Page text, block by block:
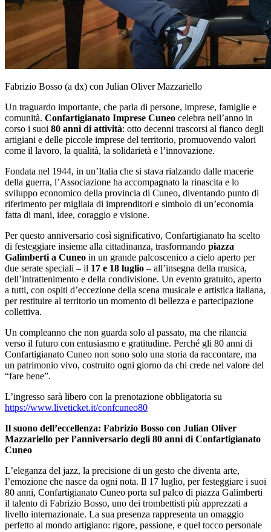
Fabrizio Bosso (a dx) con Julian Oliver Mazzariello
Un traguardo importante, che parla di persone, imprese, famiglie e
comunità. Confartigianato Imprese Cuneo celebra nell’anno in
corso i suoi 80 anni di attività: otto decenni trascorsi al fianco degli
artigiani e delle piccole imprese del territorio, promuovendo valori
come il lavoro, la qualità, la solidarietà e l’innovazione.
Fondata nel 1944, in un’Italia che si stava rialzando dalle macerie
della guerra, l’Associazione ha accompagnato la rinascita e lo
sviluppo economico della provincia di Cuneo, diventando punto di
riferimento per migliaia di imprenditori e simbolo di un’economia
fatta di mani, idee, coraggio e visione.
Per questo anniversario così significativo, Confartigianato ha scelto
di festeggiare insieme alla cittadinanza, trasformando piazza
Galimberti a Cuneo in un grande palcoscenico a cielo aperto per
due serate speciali – il 17 e 18 luglio – all’insegna della musica,
dell’intrattenimento e della condivisione. Un evento gratuito, aperto
a tutti, con ospiti d’eccezione della scena musicale e artistica italiana,
per restituire al territorio un momento di bellezza e partecipazione
collettiva.
Un compleanno che non guarda solo al passato, ma che rilancia
verso il futuro con entusiasmo e gratitudine. Perché gli 80 anni di
Confartigianato Cuneo non sono solo una storia da raccontare, ma
un patrimonio vivo, costruito ogni giorno da chi crede nel valore del
“fare bene”.
L’ingresso sarà libero con la prenotazione obbligatoria su
https://www.liveticket.it/confcuneo80
Il suono dell’eccellenza: Fabrizio Bosso con Julian Oliver
Mazzariello per l’anniversario degli 80 anni di Confartigianato
Cuneo
L’eleganza del jazz, la precisione di un gesto che diventa arte,
l’emozione che nasce da ogni nota. Il 17 luglio, per festeggiare i suoi
80 anni, Confartigianato Cuneo porta sul palco di piazza Galimberti
il talento di Fabrizio Bosso, uno dei trombettisti più apprezzati a
livello internazionale. La sua presenza rappresenta un omaggio
perfetto al mondo artigiano: rigore, passione, e quel tocco personale